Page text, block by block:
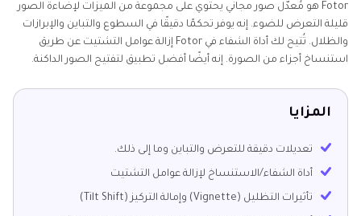
Fotor هو مُعدّل صور مجاني يحتوي على مجموعة من الميزات لإضاءة الصور
قليلة التعرض للضوء. إنه يوفر تحكمًا دقيقًا في السطوع والتباين والإبرازات
والظلال. تُتيح لك أداة الشفاء في Fotor إزالة عوامل التشتيت عن طريق
استنساخ أجزاء من الصورة. إنه أيضًا أفضل تطبيق لتفتيح الصور الداكنة.
المزايا
تعديلات دقيقة للتعرض والتباين وما إلى ذلك.
أداة الشفاء/الاستنساخ لإزالة عوامل التشتيت
تأثيرات التظليل (Vignette) وإمالة التركيز (Tilt Shift)